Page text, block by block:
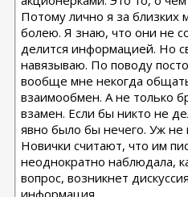
Потому лично я за близких
болею. Я знаю, что они не
делится информацией. Но
навязываю. По поводу
вообще мне некогда
взаимообмен. А не только
взамен. Если бы никто не
явно было бы нечего. Уж не
Новички считают, что им
неоднократно наблюдала,
вопрос, возникнет
информация.